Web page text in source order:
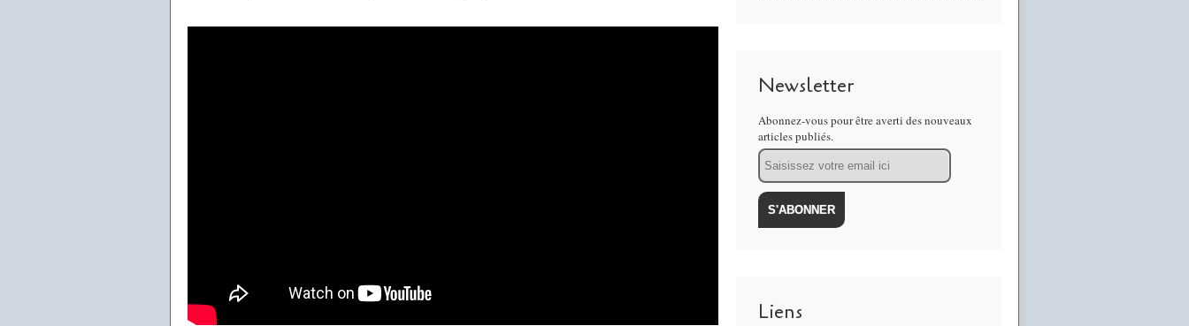
Newsletter
Abonnez-vous pour être averti des nouveaux
articles publiés.
Email
Liens